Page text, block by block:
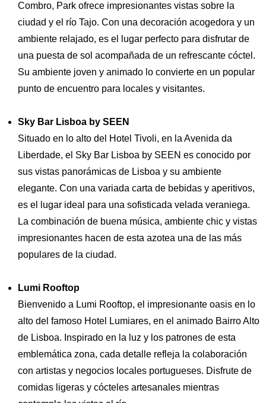
Combro, Park ofrece impresionantes vistas sobre la
ciudad y el río Tajo. Con una decoración acogedora y un
ambiente relajado, es el lugar perfecto para disfrutar de
una puesta de sol acompañada de un refrescante cóctel.
Su ambiente joven y animado lo convierte en un popular
punto de encuentro para locales y visitantes.
Sky Bar Lisboa by SEEN
Situado en lo alto del Hotel Tivoli, en la Avenida da
Liberdade, el Sky Bar Lisboa by SEEN es conocido por
sus vistas panorámicas de Lisboa y su ambiente
elegante. Con una variada carta de bebidas y aperitivos,
es el lugar ideal para una sofisticada velada veraniega.
La combinación de buena música, ambiente chic y vistas
impresionantes hacen de esta azotea una de las más
populares de la ciudad.
Lumi Rooftop
Bienvenido a Lumi Rooftop, el impresionante oasis en lo
alto del famoso Hotel Lumiares, en el animado Bairro Alto
de Lisboa. Inspirado en la luz y los patrones de esta
emblemática zona, cada detalle refleja la colaboración
con artistas y negocios locales portugueses. Disfrute de
comidas ligeras y cócteles artesanales mientras